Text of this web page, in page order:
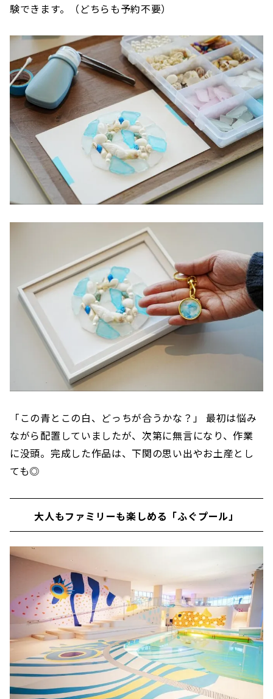
験できます。（どちらも予約不要）
「この青とこの白、どっちが合うかな？」 最初は悩み
ながら配置していましたが、次第に無言になり、作業
に没頭。完成した作品は、下関の思い出やお土産とし
ても◎
大人もファミリーも楽しめる「ふぐプール」